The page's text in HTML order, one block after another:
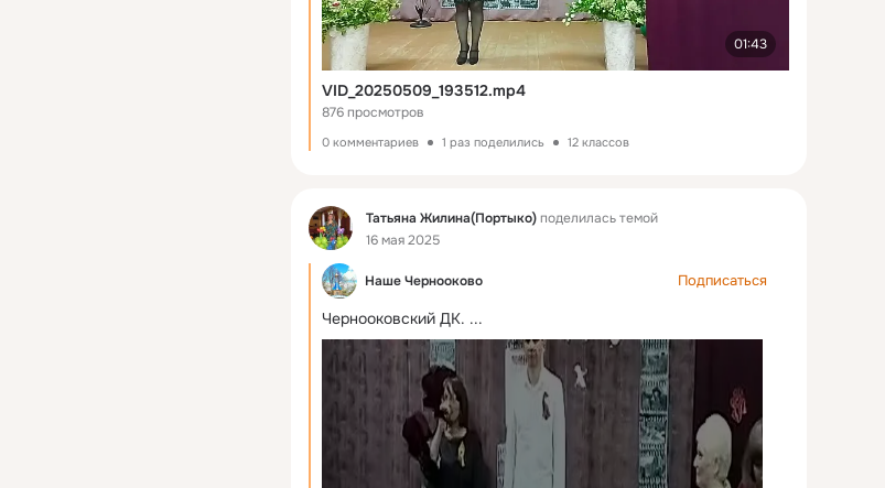
01:43
VID_20250509_193512.mp4
876 просмотров
0 комментариев 1 раз поделились 12 классов
Фид Татьяна Жилина(Портыко)поделилась темой
16 мая 2025
Наше Чернооково Подписаться
Чернооковский ДК. ...